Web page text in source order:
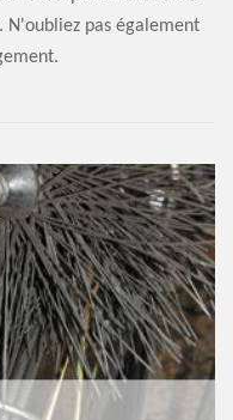
N'oubliez pas également